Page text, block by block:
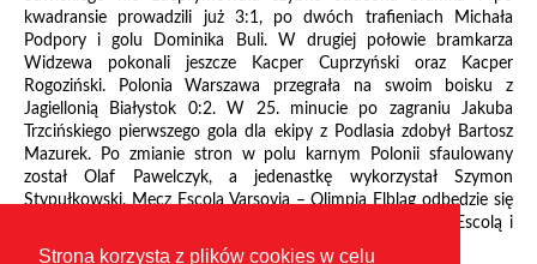
kwadransie prowadzili już 3:1, po dwóch trafieniach Michała
Podpory i golu Dominika Buli. W drugiej połowie bramkarza
Widzewa pokonali jeszcze Kacper Cuprzyński oraz Kacper
Rogoziński. Polonia Warszawa przegrała na swoim boisku z
Jagiellonią Białystok 0:2. W 25. minucie po zagraniu Jakuba
Trzcińskiego pierwszego gola dla ekipy z Podlasia zdobył Bartosz
Mazurek. Po zmianie stron w polu karnym Polonii sfaulowany
został Olaf Pawelczyk, a jedenastkę wykorzystał Szymon
Stypułkowski. Mecz Escola Varsovia – Olimpia Elbląg odbędzie się
3 listopada. W tabeli Legia ma 7 punktów przewagi nad Escolą i
Jagiellonią.
Strona korzysta z plików cookies w celu